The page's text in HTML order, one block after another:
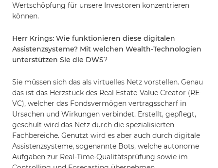
Wertschöpfung für unsere Investoren konzentrieren
können.
Herr Krings: Wie funktionieren diese digitalen
Assistenzsysteme? Mit welchen Wealth-Technologien
unterstützen Sie die DWS?
Sie müssen sich das als virtuelles Netz vorstellen. Genau
das ist das Herzstück des Real Estate-Value Creator (RE-
VC), welcher das Fondsvermögen vertragsscharf in
Ursachen und Wirkungen verbindet. Erstellt, gepflegt,
geschult wird das Netz durch die spezialisierten
Fachbereiche. Genutzt wird es aber auch durch digitale
Assistenzsysteme, sogenannte Bots, welche autonome
Aufgaben zur Real-Time-Qualitätsprüfung sowie im